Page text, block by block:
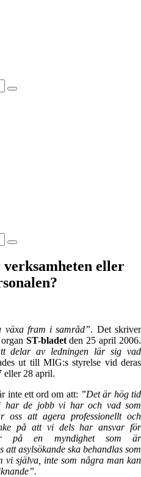
eller
växa fram i samråd”. Det skriver
ST-bladetden 25 april 2006.
delar av ledningen lär sig vad
ut till MIG:s styrelse vid deras
eller 28 april.
inte ett ord om att: ”Det är hög tid
de jobb vi har och vad som
oss att agera professionellt och
på att vi dels har ansvar för
på en myndighet som är
asylsökande ska behandlas som
vi själva, inte som några man kan